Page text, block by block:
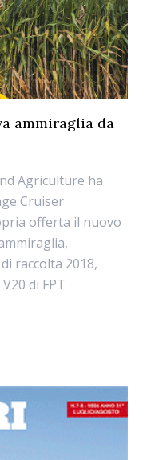
ammiraglia da
Agriculture ha
Cruiser
offerta il nuovo
raccolta 2018,
di FPT